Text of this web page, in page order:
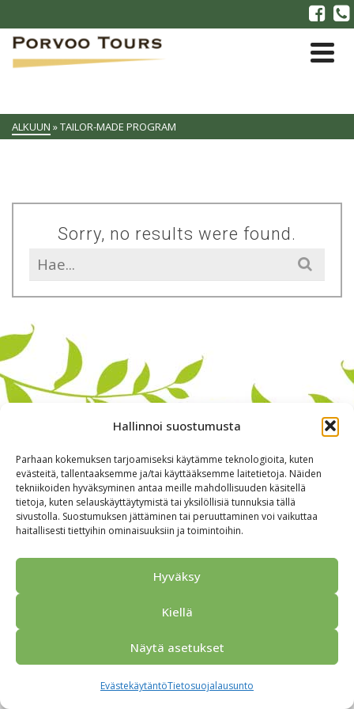
Hallinnoi suostumusta
Parhaan kokemuksen tarjoamiseksi käytämme teknologioita, kuten
evästeitä, tallentaaksemme ja/tai käyttääksemme laitetietoja. Näiden
tekniikoiden hyväksyminen antaa meille mahdollisuuden käsitellä
tietoja, kuten selauskäyttäytymistä tai yksilöllisiä tunnuksia tällä
sivustolla. Suostumuksen jättäminen tai peruuttaminen voi vaikuttaa
haitallisesti tiettyihin ominaisuuksiin ja toimintoihin.
Hyväksy
Kiellä
Näytä asetukset
EvästekäytäntöTietosuojalausunto
ALKUUN »TAILOR-MADE PROGRAM
Sorry, no results were found.
Search
for:
Alkuun Ryhmille Kokous & Ohjelmat
Yhteistyökumppanit
Tarjouspyyntö
Anna palautetta
Tietosuojaseloste
© 2026 Porvoo Tours - matkanjärjestäjä / FPW